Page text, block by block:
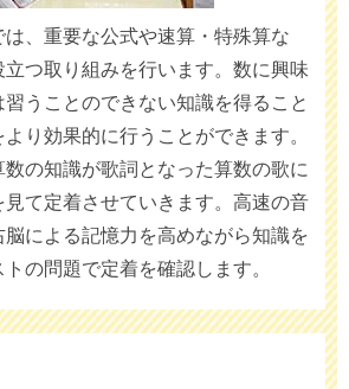
、重要な公式や速算・特殊算な
立つ取り組みを行います。数に興味
うことのできない知識を得ること
り効果的に行うことができます。
数の知識が歌詞となった算数の歌に
て定着させていきます。高速の音
による記憶力を高めながら知識を
の問題で定着を確認します。